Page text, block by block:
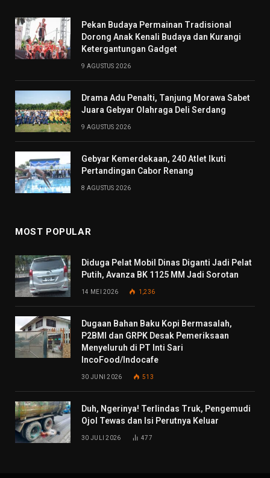
Pekan Budaya Permainan Tradisional
Dorong Anak Kenali Budaya dan Kurangi
Ketergantungan Gadget
9 AGUSTUS 2026
Drama Adu Penalti, Tanjung Morawa Sabet
Juara Gebyar Olahraga Deli Serdang
9 AGUSTUS 2026
Gebyar Kemerdekaan, 240 Atlet Ikuti
Pertandingan Cabor Renang
8 AGUSTUS 2026
MOST POPULAR
Diduga Pelat Mobil Dinas Diganti Jadi Pelat
Putih, Avanza BK 1125 MM Jadi Sorotan
14 MEI 2026 1,236
Dugaan Bahan Baku Kopi Bermasalah,
P2BMI dan GRPK Desak Pemeriksaan
Menyeluruh di PT Inti Sari
IncoFood/Indocafe
30 JUNI 2026 513
Duh, Ngerinya! Terlindas Truk, Pengemudi
Ojol Tewas dan Isi Perutnya Keluar
30 JULI 2026 477